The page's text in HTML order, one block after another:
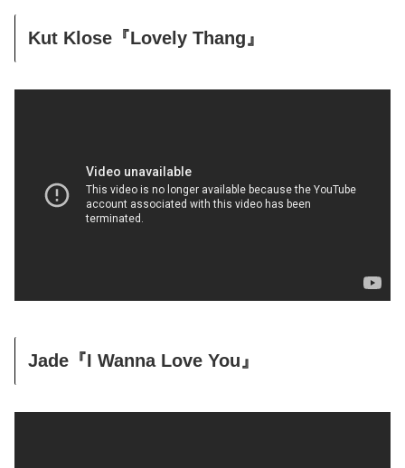
Kut Klose『Lovely Thang』
Jade『I Wanna Love You』